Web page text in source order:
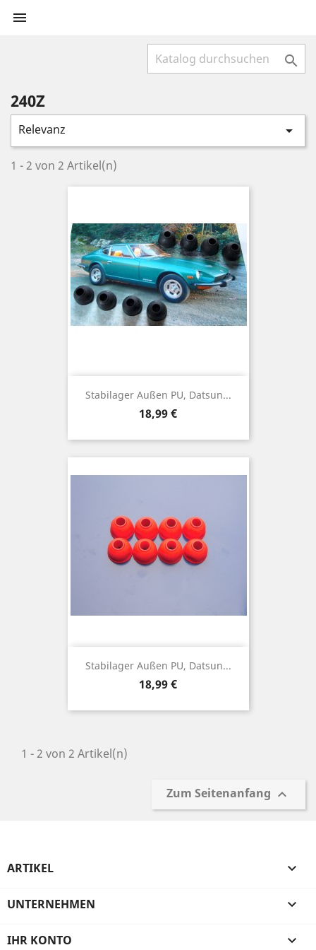


240Z
Relevanz 
1 - 2 von 2 Artikel(n)
Stabilager Außen PU, Datsun...
Preis
18,99 €
Stabilager Außen PU, Datsun...
Preis
18,99 €
1 - 2 von 2 Artikel(n)
Zum Seitenanfang 
ARTIKEL 
UNTERNEHMEN 
IHR KONTO 